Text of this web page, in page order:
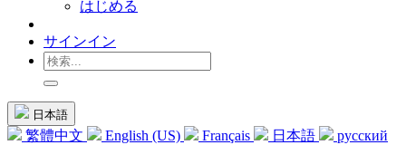
はじめる
サインイン
日本語
繁體中文 English (US) Français 日本語
русский